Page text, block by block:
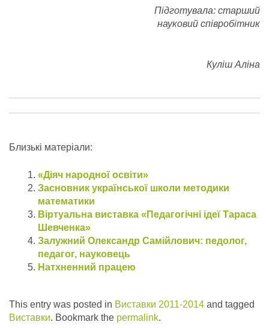
Підготувала: старший
науковий співробітник
Куліш Аліна
Близькі матеріали:
«Діяч народної освіти»
Засновник української школи методики
математики
Віртуальна виставка «Педагогічні ідеї Тараса
Шевченка»
Залужний Олександр Самійлович: педолог,
педагог, науковець
Натхненний працею
This entry was posted in Виставки 2011-2014 and tagged
Bиставки. Bookmark the permalink.